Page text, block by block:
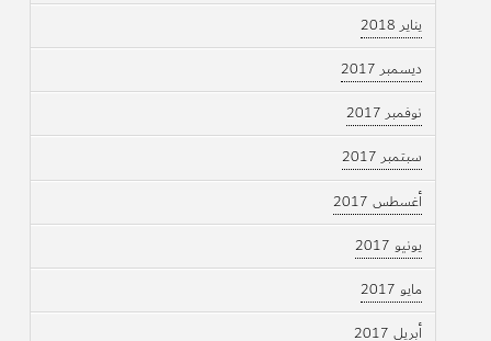
يناير 2018
ديسمبر 2017
نوفمبر 2017
سبتمبر 2017
أغسطس 2017
يونيو 2017
مايو 2017
أبريل 2017